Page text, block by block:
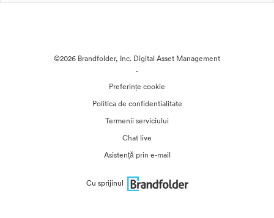
©2026 Brandfolder, Inc. Digital Asset Management
·
Preferințe cookie
Politica de confidentialitate
Termenii serviciului
Chat live
Asistență prin e-mail
Cu sprijinul